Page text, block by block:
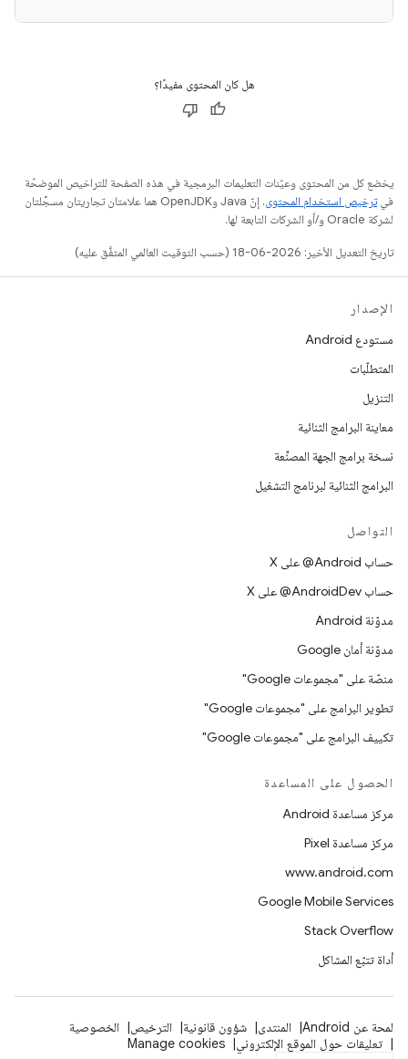
هل كان المحتوى مفيدًا؟
يخضع كل من المحتوى وعيّنات التعليمات البرمجية في هذه الصفحة للتراخيص الموضحّة
فيترخيص استخدام المحتوى
. إنّ Java وOpenJDK هما علامتان تجاريتان مسجَّلتان
لشركة Oracle و/أو الشركات التابعة لها.
تاريخ التعديل الأخير: 2026-06-18 (حسب التوقيت العالمي المتفَّق عليه)
الإصدار
مستودع Android
المتطلّبات
التنزيل
معاينة البرامج الثنائية
نسخة برامج الجهة المصنِّعة
البرامج الثنائية لبرنامج التشغيل
التواصل
حساب ‎@Android على X
حساب ‎@AndroidDev على X
مدوّنة Android
مدوّنة أمان Google
منصّة على "مجموعات Google"
تطوير البرامج على "مجموعات Google"
تكييف البرامج على "مجموعات Google"
الحصول على المساعدة
مركز مساعدة Android
مركز مساعدة Pixel
www.android.com
Google Mobile Services
Stack Overflow
أداة تتبّع المشاكل
لمحة عن Android المنتدى شؤون قانونية الترخيص
الخصوصية
تعليقات حول الموقع الإلكتروني
Manage cookies